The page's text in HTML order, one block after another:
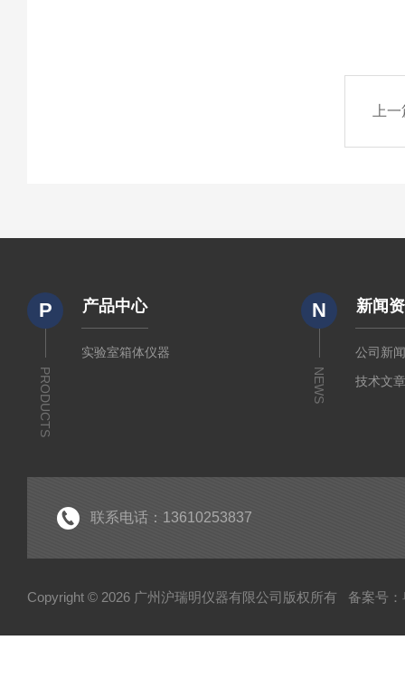
上
P
PRODUCTS
产品中心
实验室箱体仪器
N
NEWS
新闻
公司新
技术文
联系电话：13610253837
Copyright © 2026 广州沪瑞明仪器有限公司版权所有 备案号